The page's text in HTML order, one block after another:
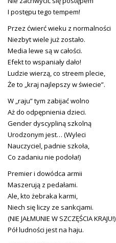
I postępu tego tempem!
Przez ćwierć wieku z normalności
Niezbyt wiele już zostało.
Media lewe są w całości.
Efekt to wspaniały dało!
Ludzie wierzą, co streem plecie,
Że to „kraj najlepszy w świecie”.
W „raju” tym zabijać wolno
Aż do odpępnienia dzieci.
Gender dyscypliną szkolną
Urodzonym jest… (Wyleci
Nauczyciel, padnie szkoła,
Co zadaniu nie podoła!)
Premier i dowódca armii
Maszerują z pedałami.
Ale, kto żebraka karmi,
Niech się liczy ze sankcjami.
(NIE JAŁMUNIE W SZCZĘŚCIA KRAJU!)
Pół ludności jest na haju.